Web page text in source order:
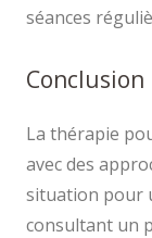
séances
Conclusion
La thérapie
avec des
situation pour
consultant un